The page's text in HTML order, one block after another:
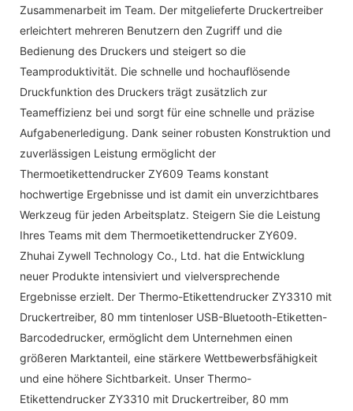
Zusammenarbeit im Team. Der mitgelieferte Druckertreiber
erleichtert mehreren Benutzern den Zugriff und die
Bedienung des Druckers und steigert so die
Teamproduktivität. Die schnelle und hochauflösende
Druckfunktion des Druckers trägt zusätzlich zur
Teameffizienz bei und sorgt für eine schnelle und präzise
Aufgabenerledigung. Dank seiner robusten Konstruktion und
zuverlässigen Leistung ermöglicht der
Thermoetikettendrucker ZY609 Teams konstant
hochwertige Ergebnisse und ist damit ein unverzichtbares
Werkzeug für jeden Arbeitsplatz. Steigern Sie die Leistung
Ihres Teams mit dem Thermoetikettendrucker ZY609.
Zhuhai Zywell Technology Co., Ltd. hat die Entwicklung
neuer Produkte intensiviert und vielversprechende
Ergebnisse erzielt. Der Thermo-Etikettendrucker ZY3310 mit
Druckertreiber, 80 mm tintenloser USB-Bluetooth-Etiketten-
Barcodedrucker, ermöglicht dem Unternehmen einen
größeren Marktanteil, eine stärkere Wettbewerbsfähigkeit
und eine höhere Sichtbarkeit. Unser Thermo-
Etikettendrucker ZY3310 mit Druckertreiber, 80 mm